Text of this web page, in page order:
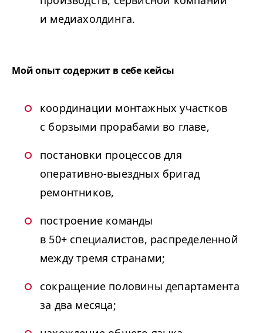
и медиахолдинга.
Мой опыт содержит в себе кейсы
координации монтажных участков
с борзыми прорабами во главе,
постановки процессов для
оперативно-выездных бригад
ремонтников,
построение команды
в 50+ специалистов, распределенной
между тремя странами;
сокращение половины департамента
за два месяца;